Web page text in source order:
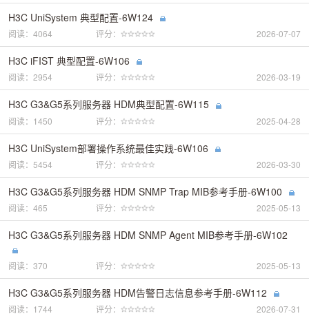
H3C UniSystem 典型配置-6W124
阅读：4064 评分： 2026-07-07
H3C iFIST 典型配置-6W106
阅读：2954 评分： 2026-03-19
H3C G3&G5系列服务器 HDM典型配置-6W115
阅读：1450 评分： 2025-04-28
H3C UniSystem部署操作系统最佳实践-6W106
阅读：5454 评分： 2026-03-30
H3C G3&G5系列服务器 HDM SNMP Trap MIB参考手册-6W100
阅读：465 评分： 2025-05-13
H3C G3&G5系列服务器 HDM SNMP Agent MIB参考手册-6W102
阅读：370 评分： 2025-05-13
H3C G3&G5系列服务器 HDM告警日志信息参考手册-6W112
阅读：1744 评分： 2026-07-31